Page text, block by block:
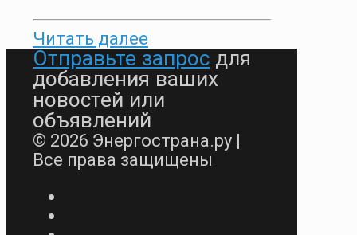
Читать далее
Отправьте запрос для
добавления ваших
новостей или
объявлений
© 2026 Энергострана.ру |
Все права защищены